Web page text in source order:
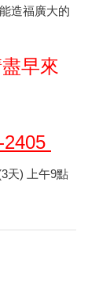
造福廣大的
來
2405
天) 上午9點